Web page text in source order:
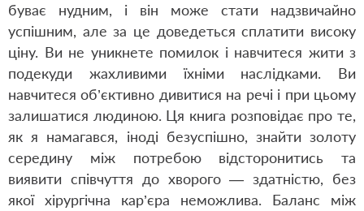
буває нудним, і він може стати надзвичайно
успішним, але за це доведеться сплатити високу
ціну. Ви не уникнете помилок і навчитеся жити з
подекуди жахливими їхніми наслідками. Ви
навчитеся об’єктивно дивитися на речі і при цьому
залишатися людиною. Ця книга розповідає про те,
як я намагався, іноді безуспішно, знайти золоту
середину між потребою відсторонитись та
виявити співчуття до хворого — здатністю, без
якої хірургічна кар’єра неможлива. Баланс між